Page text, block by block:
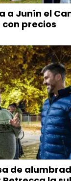
a Junín el
con precios
de